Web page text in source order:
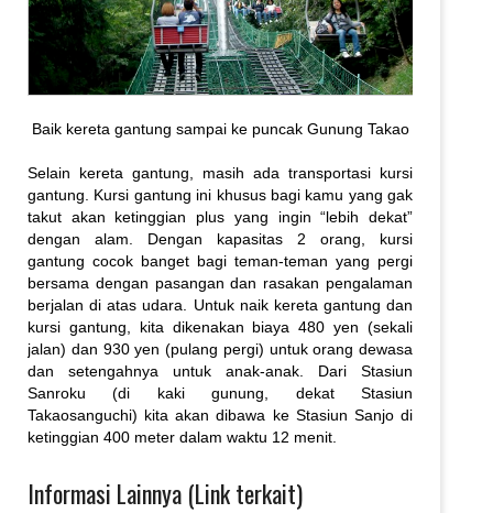
Baik kereta gantung sampai ke puncak Gunung Takao
Selain kereta gantung, masih ada transportasi kursi
gantung. Kursi gantung ini khusus bagi kamu yang gak
takut akan ketinggian plus yang ingin “lebih dekat”
dengan alam. Dengan kapasitas 2 orang, kursi
gantung cocok banget bagi teman-teman yang pergi
bersama dengan pasangan dan rasakan pengalaman
berjalan di atas udara. Untuk naik kereta gantung dan
kursi gantung, kita dikenakan biaya 480 yen (sekali
jalan) dan 930 yen (pulang pergi) untuk orang dewasa
dan setengahnya untuk anak-anak. Dari Stasiun
Sanroku (di kaki gunung, dekat Stasiun
Takaosanguchi) kita akan dibawa ke Stasiun Sanjo di
ketinggian 400 meter dalam waktu 12 menit.
Informasi Lainnya (Link terkait)